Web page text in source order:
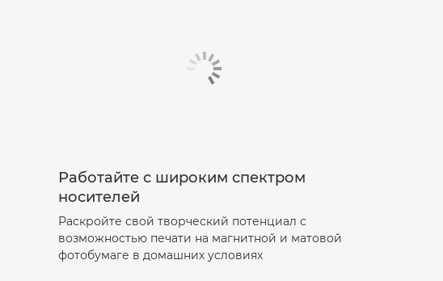
Работайте с широким спектром
носителей
Раскройте свой творческий потенциал с
возможностью печати на магнитной и матовой
фотобумаге в домашних условиях